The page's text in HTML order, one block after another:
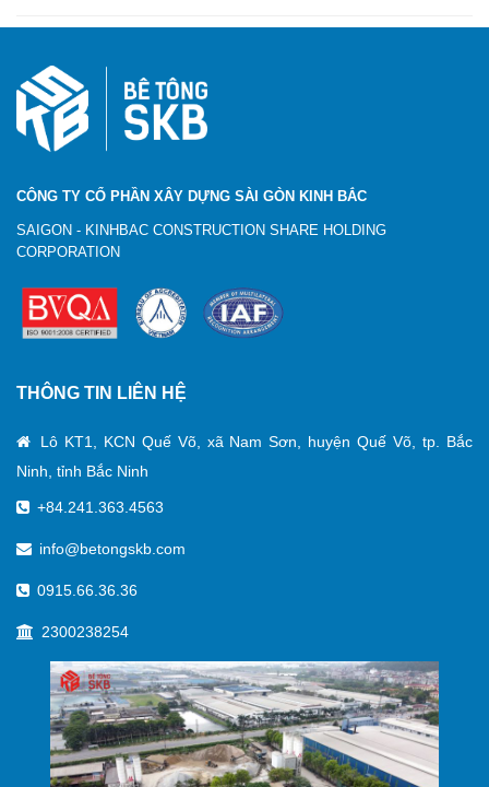
CÔNG TY CỔ PHẦN XÂY DỰNG SÀI GÒN KINH BẮC
SAIGON - KINHBAC CONSTRUCTION SHARE HOLDING
CORPORATION
THÔNG TIN LIÊN HỆ
Lô KT1, KCN Quế Võ, xã Nam Sơn, huyện Quế Võ, tp. Bắc
Ninh, tỉnh Bắc Ninh
+84.241.363.4563
info@betongskb.com
0915.66.36.36
2300238254